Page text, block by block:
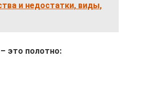
и недостатки, виды,
это полотно: